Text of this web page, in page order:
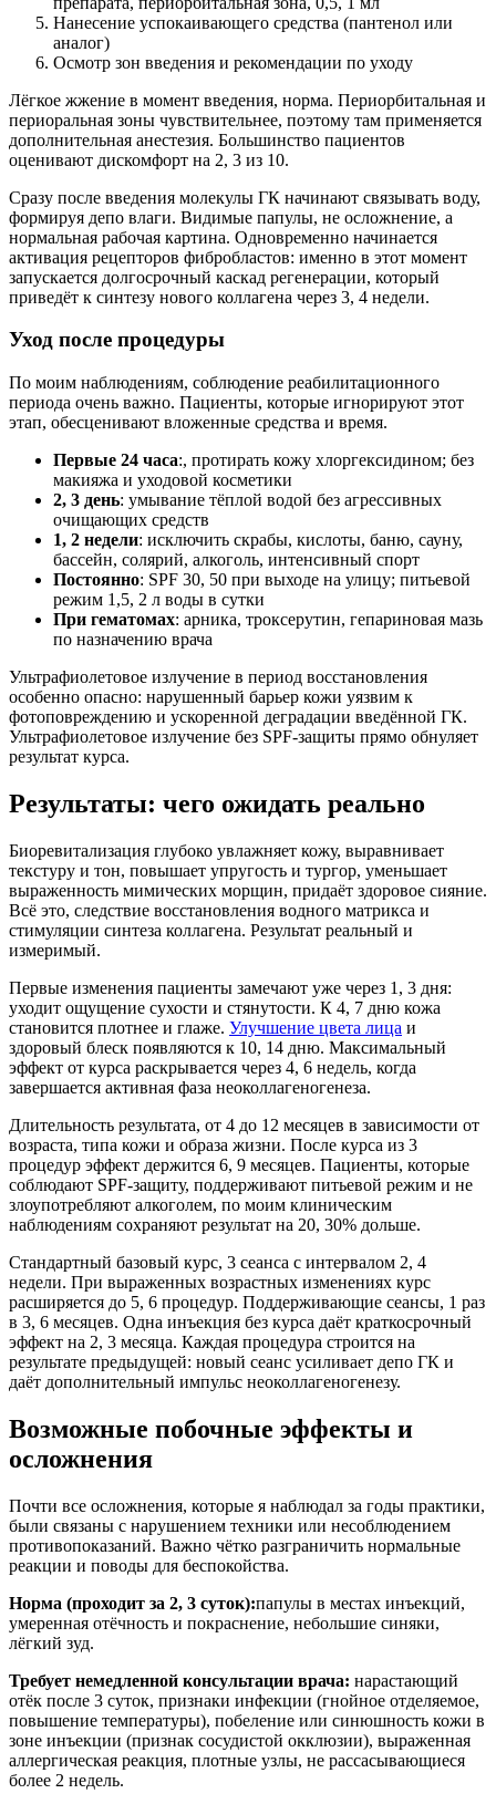
Нанесение успокаивающего средства (пантенол или
аналог)
Осмотр зон введения и рекомендации по уходу
Лёгкое жжение в момент введения, норма. Периорбитальная и
периоральная зоны чувствительнее, поэтому там применяется
дополнительная анестезия. Большинство пациентов
оценивают дискомфорт на 2, 3 из 10.
Сразу после введения молекулы ГК начинают связывать воду,
формируя депо влаги. Видимые папулы, не осложнение, а
нормальная рабочая картина. Одновременно начинается
активация рецепторов фибробластов: именно в этот момент
запускается долгосрочный каскад регенерации, который
приведёт к синтезу нового коллагена через 3, 4 недели.
Уход после процедуры
По моим наблюдениям, соблюдение реабилитационного
периода очень важно. Пациенты, которые игнорируют этот
этап, обесценивают вложенные средства и время.
Первые 24 часа:, протирать кожу хлоргексидином; без
макияжа и уходовой косметики
2, 3 день: умывание тёплой водой без агрессивных
очищающих средств
1, 2 недели: исключить скрабы, кислоты, баню, сауну,
бассейн, солярий, алкоголь, интенсивный спорт
Постоянно: SPF 30, 50 при выходе на улицу; питьевой
режим 1,5, 2 л воды в сутки
При гематомах: арника, троксерутин, гепариновая мазь
по назначению врача
Ультрафиолетовое излучение в период восстановления
особенно опасно: нарушенный барьер кожи уязвим к
фотоповреждению и ускоренной деградации введённой ГК.
Ультрафиолетовое излучение без SPF-защиты прямо обнуляет
результат курса.
Результаты: чего ожидать реально
Биоревитализация глубоко увлажняет кожу, выравнивает
текстуру и тон, повышает упругость и тургор, уменьшает
выраженность мимических морщин, придаёт здоровое сияние.
Всё это, следствие восстановления водного матрикса и
стимуляции синтеза коллагена. Результат реальный и
измеримый.
Первые изменения пациенты замечают уже через 1, 3 дня:
уходит ощущение сухости и стянутости. К 4, 7 дню кожа
становится плотнее и глаже. Улучшение цвета лица и
здоровый блеск появляются к 10, 14 дню. Максимальный
эффект от курса раскрывается через 4, 6 недель, когда
завершается активная фаза неоколлагеногенеза.
Длительность результата, от 4 до 12 месяцев в зависимости от
возраста, типа кожи и образа жизни. После курса из 3
процедур эффект держится 6, 9 месяцев. Пациенты, которые
соблюдают SPF-защиту, поддерживают питьевой режим и не
злоупотребляют алкоголем, по моим клиническим
наблюдениям сохраняют результат на 20, 30% дольше.
Стандартный базовый курс, 3 сеанса с интервалом 2, 4
недели. При выраженных возрастных изменениях курс
расширяется до 5, 6 процедур. Поддерживающие сеансы, 1 раз
в 3, 6 месяцев. Одна инъекция без курса даёт краткосрочный
эффект на 2, 3 месяца. Каждая процедура строится на
результате предыдущей: новый сеанс усиливает депо ГК и
даёт дополнительный импульс неоколлагеногенезу.
Возможные побочные эффекты и
осложнения
Почти все осложнения, которые я наблюдал за годы практики,
были связаны с нарушением техники или несоблюдением
противопоказаний. Важно чётко разграничить нормальные
реакции и поводы для беспокойства.
Норма (проходит за 2, 3 суток):папулы в местах инъекций,
умеренная отёчность и покраснение, небольшие синяки,
лёгкий зуд.
Требует немедленной консультации врача: нарастающий
отёк после 3 суток, признаки инфекции (гнойное отделяемое,
повышение температуры), побеление или синюшность кожи в
зоне инъекции (признак сосудистой окклюзии), выраженная
аллергическая реакция, плотные узлы, не рассасывающиеся
более 2 недель.